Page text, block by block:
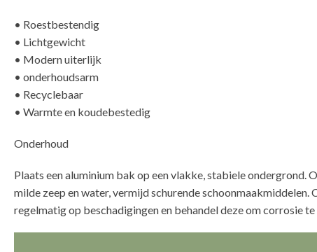
• Roestbestendig
• Lichtgewicht
• Modern uiterlijk
• onderhoudsarm
• Recyclebaar
• Warmte en koudebestedig
Onderhoud
Plaats een aluminium bak op een vlakke, stabiele ondergrond.
milde zeep en water, vermijd schurende schoonmaakmiddelen.
regelmatig op beschadigingen en behandel deze om corrosie